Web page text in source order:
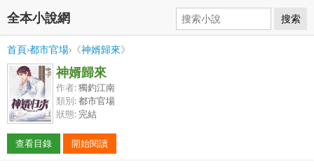
全本小說網 搜索
首頁›都市官場›《神婿歸來》
神婿歸來
作者:獨釣江南
類別:都市官場
狀態: 完結
查看目錄 開始閱讀